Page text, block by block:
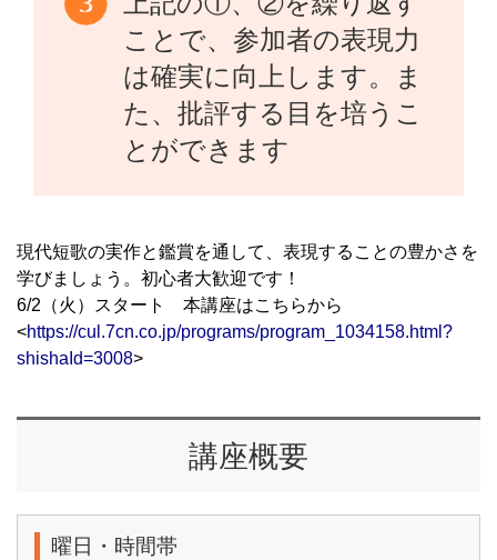
ことで、参加者の表現力
は確実に向上します。ま
た、批評する目を培うこ
とができます
現代短歌の実作と鑑賞を通して、表現することの豊かさを
学びましょう。初心者大歓迎です！
6/2（火）スタート 本講座はこちらから
<https://cul.7cn.co.jp/programs/program_1034158.html?
shishaId=3008>
講座概要
曜日・時間帯